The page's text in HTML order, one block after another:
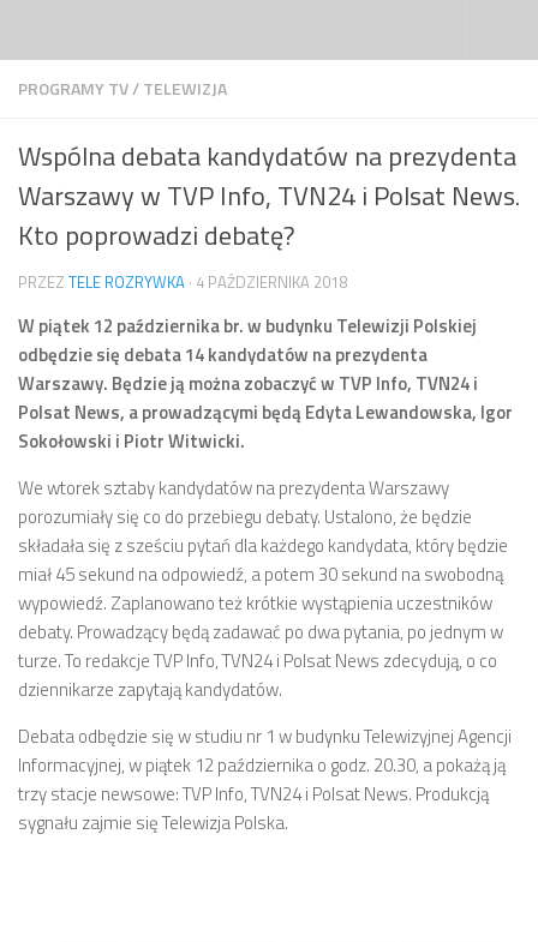
PROGRAMY TV/TELEWIZJA
Wspólna debata kandydatów na prezydenta
Warszawy w TVP Info, TVN24 i Polsat News.
Kto poprowadzi debatę?
PRZEZ TELE ROZRYWKA · 4 PAŹDZIERNIKA 2018
W piątek 12 października br. w budynku Telewizji Polskiej
odbędzie się debata 14 kandydatów na prezydenta
Warszawy. Będzie ją można zobaczyć w TVP Info, TVN24 i
Polsat News, a prowadzącymi będą Edyta Lewandowska, Igor
Sokołowski i Piotr Witwicki.
We wtorek sztaby kandydatów na prezydenta Warszawy
porozumiały się co do przebiegu debaty. Ustalono, że będzie
składała się z sześciu pytań dla każdego kandydata, który będzie
miał 45 sekund na odpowiedź, a potem 30 sekund na swobodną
wypowiedź. Zaplanowano też krótkie wystąpienia uczestników
debaty. Prowadzący będą zadawać po dwa pytania, po jednym w
turze. To redakcje TVP Info, TVN24 i Polsat News zdecydują, o co
dziennikarze zapytają kandydatów.
Debata odbędzie się w studiu nr 1 w budynku Telewizyjnej Agencji
Informacyjnej, w piątek 12 października o godz. 20.30, a pokażą ją
trzy stacje newsowe: TVP Info, TVN24 i Polsat News. Produkcją
sygnału zajmie się Telewizja Polska.